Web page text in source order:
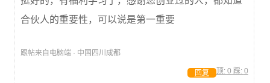
合伙人的重要性，可以说是第一重要
跟帖来自电脑端 · 中国四川成都
顶: 0 踩: 0
回复